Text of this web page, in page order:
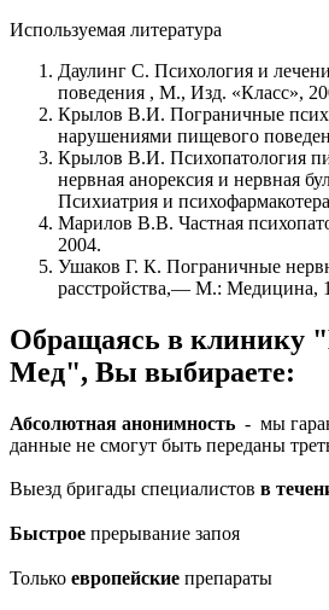
Используемая литература
Даулинг С. Психология и
поведения , М., Изд. «Класс»,
Крылов В.И. Пограничные
нарушениями пищевого
Крылов В.И. Психопатология
нервная анорексия и нервная
Психиатрия и
Марилов В.В. Частная
2004.
Ушаков Г. К. Пограничные
расстройства,— М.: Медицина,
Обращаясь в клинику
Мед", Вы выбираете:
Абсолютная анонимность - мы
данные не смогут быть переданы
Выезд бригады специалистов в
Быстрое прерывание запоя
Только европейские препараты